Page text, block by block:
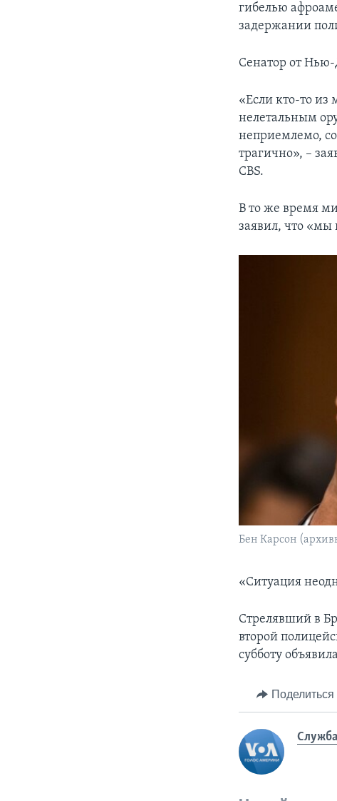
гибелью
задержании
Сенатор от
«Если кто-то из
нелетальным
неприемлемо,
трагично», –
CBS.
В то же время
заявил, что «мы
Бен Карсон
«Ситуация
Стрелявший в
второй
субботу
Поделиться